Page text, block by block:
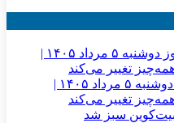
قیمت تتر، بیت‌کوین و اتریوم امروز دوشنبه ۵ مرداد ۱۴۰۵ |
تغییر می‌کند